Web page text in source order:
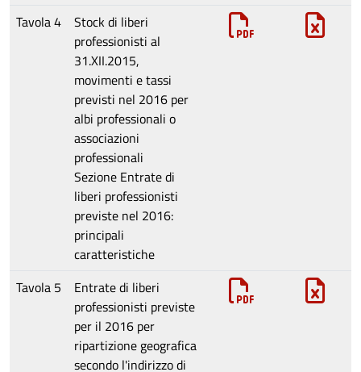
Tavola 4
Stock di liberi
professionisti al
31.XII.2015,
movimenti e tassi
previsti nel 2016 per
albi professionali o
associazioni
professionali
Sezione Entrate di
liberi professionisti
previste nel 2016:
principali
caratteristiche
Tavola 5
Entrate di liberi
professionisti previste
per il 2016 per
ripartizione geografica
secondo l'indirizzo di